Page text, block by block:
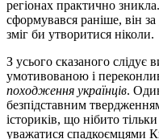
регіонах практично
сформувався раніше, він
зміг би утворитися ніколи.
З усього сказаного
умотивованою і
походження українців.
безпідставним
істориків, що нібито
уважатися спадкоємцями